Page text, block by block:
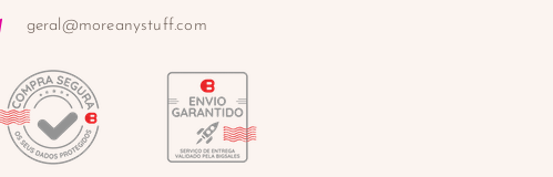
geral@moreanystuff.com